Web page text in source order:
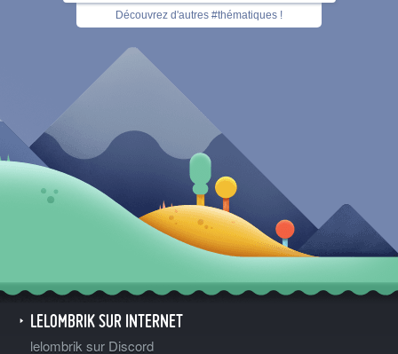
Découvrez d'autres #thématiques !
LELOMBRIK SUR INTERNET
lelombrik sur Discord